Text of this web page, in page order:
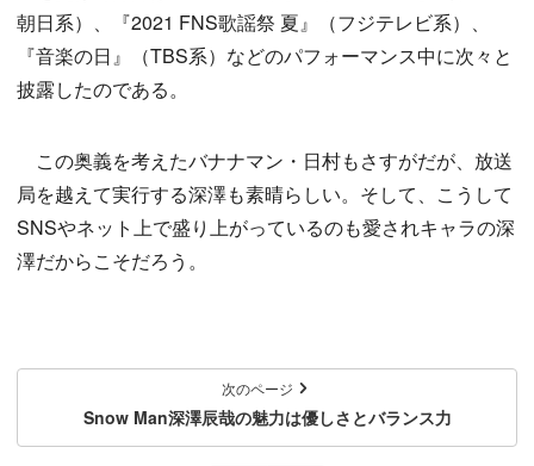
朝日系）、『2021 FNS歌謡祭 夏』（フジテレビ系）、
『音楽の日』（TBS系）などのパフォーマンス中に次々と
披露したのである。
この奥義を考えたバナナマン・日村もさすがだが、放送
局を越えて実行する深澤も素晴らしい。そして、こうして
SNSやネット上で盛り上がっているのも愛されキャラの深
澤だからこそだろう。
次のページ
Snow Man深澤辰哉の魅力は優しさとバランス力